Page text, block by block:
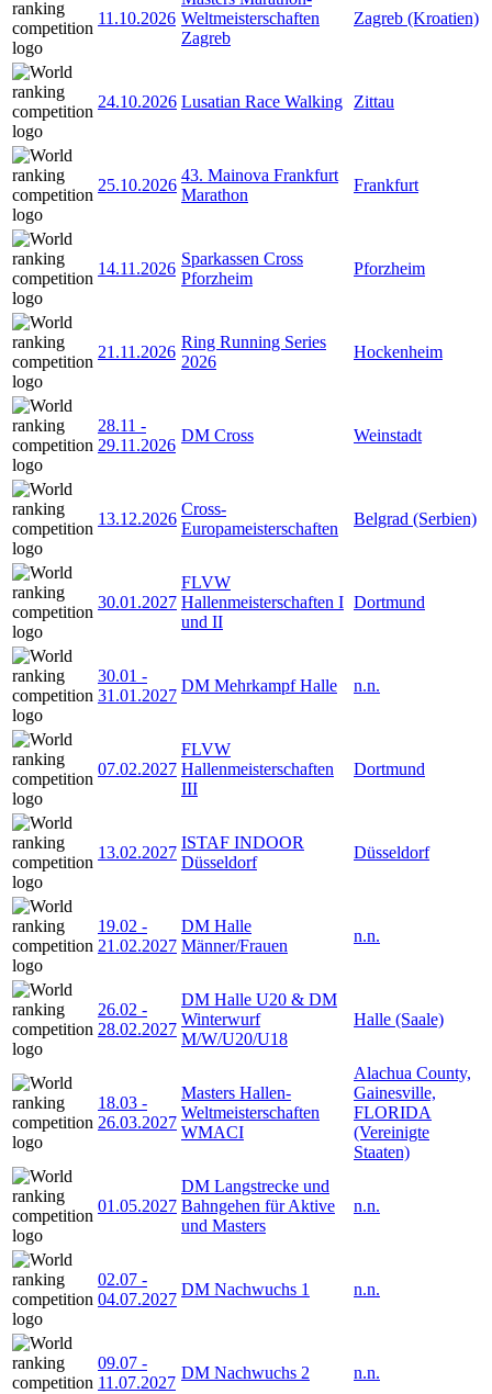
11.10.2026 Weltmeisterschaften
Zagreb
Zagreb (Kroatien)
24.10.2026 Lusatian Race Walking Zittau
25.10.2026
43. Mainova Frankfurt
Marathon
Frankfurt
14.11.2026
Sparkassen Cross
Pforzheim
Pforzheim
21.11.2026
Ring Running Series
2026
Hockenheim
28.11 -
29.11.2026
DM Cross Weinstadt
13.12.2026
Cross-
Europameisterschaften
Belgrad (Serbien)
30.01.2027
FLVW
Hallenmeisterschaften I
und II
Dortmund
30.01 -
31.01.2027
DM Mehrkampf Halle n.n.
07.02.2027
FLVW
Hallenmeisterschaften
III
Dortmund
13.02.2027
ISTAF INDOOR
Düsseldorf
Düsseldorf
19.02 -
21.02.2027
DM Halle
Männer/Frauen
n.n.
26.02 -
28.02.2027
DM Halle U20 & DM
Winterwurf
M/W/U20/U18
Halle (Saale)
18.03 -
26.03.2027
Masters Hallen-
Weltmeisterschaften
WMACI
Alachua County,
Gainesville,
FLORIDA
(Vereinigte
Staaten)
01.05.2027
DM Langstrecke und
Bahngehen für Aktive
und Masters
n.n.
02.07 -
04.07.2027
DM Nachwuchs 1 n.n.
09.07 -
11.07.2027
DM Nachwuchs 2 n.n.